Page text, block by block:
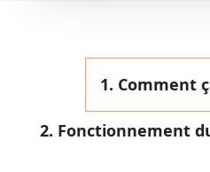
1. Comment
2. Fonctionnement